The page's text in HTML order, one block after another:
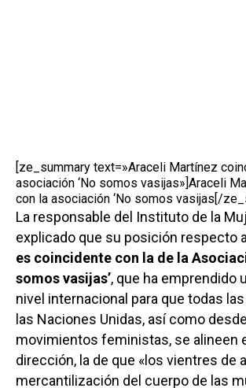
[ze_summary text=»Araceli Martínez
asociación ‘No somos vasijas»]Araceli
con la asociación ‘No somos vasijas[/
La responsable del Instituto de la
explicado que su posición respecto
es coincidente con la de la
somos vasijas’, que ha emprendido
nivel internacional para que todas
las Naciones Unidas, así como
movimientos feministas, se alineen
dirección, la de que «los vientres de
mercantilización del cuerpo de las